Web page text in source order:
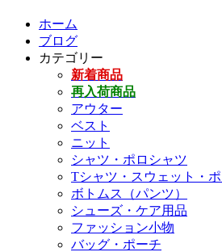
ホーム
ブログ
カテゴリー
新着商品
再入荷商品
アウター
ベスト
ニット
シャツ・ポロシャツ
Tシャツ・スウェット・
ボトムス（パンツ）
シューズ・ケア用品
ファッション小物
バッグ・ポーチ